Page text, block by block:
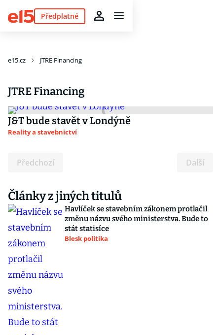
Předplatné
e15.cz JTRE Financing
JTRE Financing
J&T bude stavět v Londýně
Reality a stavebnictví
Předchozí Další
Články z jiných titulů
Havlíček se stavebním zákonem protlačil
změnu názvu svého ministerstva. Bude to
stát statisíce
Blesk politika